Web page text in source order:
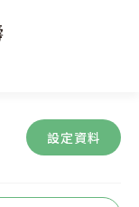
設定資料